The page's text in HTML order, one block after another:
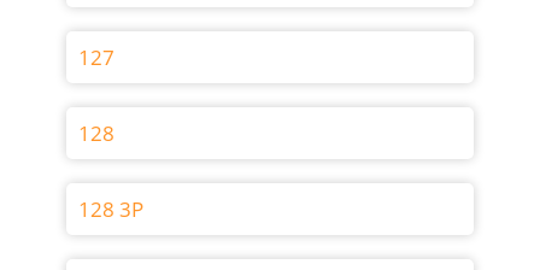
127
128
128 3P